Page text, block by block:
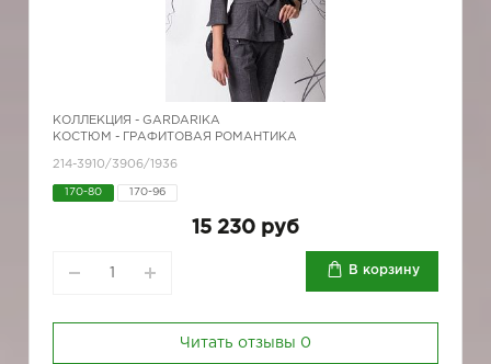
КОЛЛЕКЦИЯ - GARDARIKA
КОСТЮМ - ГРАФИТОВАЯ РОМАНТИКА
214-3910/3906/1936
170-80 170-96
15 230 руб
В корзину
Читать отзывы 0